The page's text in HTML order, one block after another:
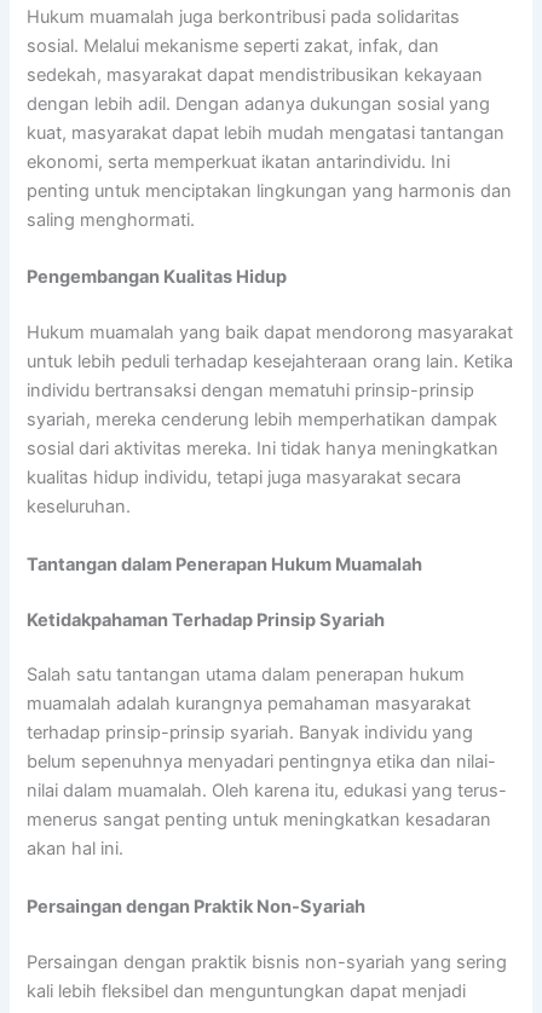
Hukum muamalah juga berkontribusi pada solidaritas
sosial. Melalui mekanisme seperti zakat, infak, dan
sedekah, masyarakat dapat mendistribusikan kekayaan
dengan lebih adil. Dengan adanya dukungan sosial yang
kuat, masyarakat dapat lebih mudah mengatasi tantangan
ekonomi, serta memperkuat ikatan antarindividu. Ini
penting untuk menciptakan lingkungan yang harmonis dan
saling menghormati.
Pengembangan Kualitas Hidup
Hukum muamalah yang baik dapat mendorong masyarakat
untuk lebih peduli terhadap kesejahteraan orang lain. Ketika
individu bertransaksi dengan mematuhi prinsip-prinsip
syariah, mereka cenderung lebih memperhatikan dampak
sosial dari aktivitas mereka. Ini tidak hanya meningkatkan
kualitas hidup individu, tetapi juga masyarakat secara
keseluruhan.
Tantangan dalam Penerapan Hukum Muamalah
Ketidakpahaman Terhadap Prinsip Syariah
Salah satu tantangan utama dalam penerapan hukum
muamalah adalah kurangnya pemahaman masyarakat
terhadap prinsip-prinsip syariah. Banyak individu yang
belum sepenuhnya menyadari pentingnya etika dan nilai-
nilai dalam muamalah. Oleh karena itu, edukasi yang terus-
menerus sangat penting untuk meningkatkan kesadaran
akan hal ini.
Persaingan dengan Praktik Non-Syariah
Persaingan dengan praktik bisnis non-syariah yang sering
kali lebih fleksibel dan menguntungkan dapat menjadi